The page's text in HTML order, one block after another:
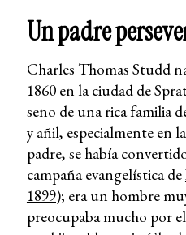
Un padre pers
Charles Thomas Studd
1860 en la ciudad de
seno de una rica familia
y añil, especialmente en
padre, se había
campaña evangelística de
1899); era un hombre
preocupaba mucho por